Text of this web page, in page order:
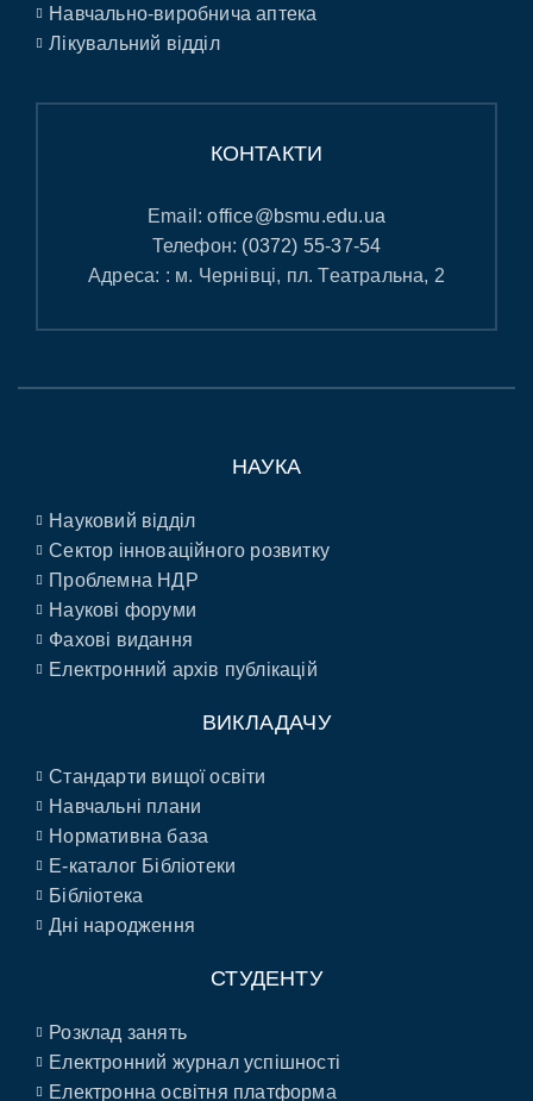
Навчально-виробнича аптека
Лікувальний відділ
КОНТАКТИ
Email:office@bsmu.edu.ua
Телефон: (0372) 55-37-54
Адреса: : м. Чернівці, пл. Театральна, 2
НАУКА
Науковий відділ
Сектор інноваційного розвитку
Проблемна НДР
Наукові форуми
Фахові видання
Електронний архів публікацій
ВИКЛАДАЧУ
Стандарти вищої освіти
Навчальні плани
Нормативна база
E-каталог Бібліотеки
Бібліотека
Дні народження
СТУДЕНТУ
Розклад занять
Електронний журнал успішності
Електронна освітня платформа